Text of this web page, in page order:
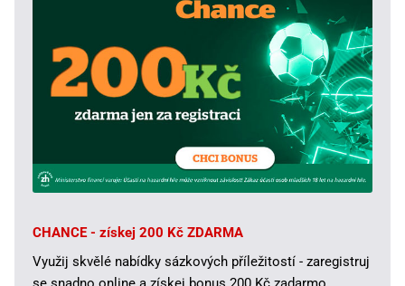
CHANCE - získej 200 Kč ZDARMA
Využij skvělé nabídky sázkových příležitostí - zaregistruj